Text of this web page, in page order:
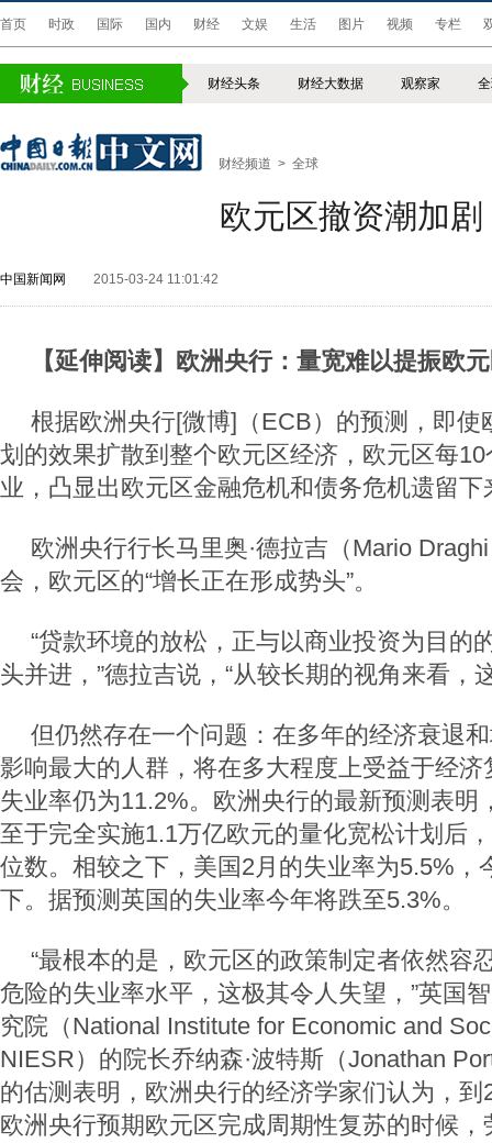
首页 时政 国际 国内 财经 文娱 生活 图片 视频 专栏
财经头条 财经大数据 观察家
财经频道 > 全球
欧元区撤资潮加剧
中国新闻网 2015-03-24 11:01:42
【延伸阅读】欧洲央行：量宽难以提振欧
根据欧洲央行[微博]（ECB）的预测，即使
划的效果扩散到整个欧元区经济，欧元区每
业，凸显出欧元区金融危机和债务危机遗留
欧洲央行行长马里奥·德拉吉（Mario
会，欧元区的“增长正在形成势头”。
“贷款环境的放松，正与以商业投资为目的
头并进，”德拉吉说，“从较长期的视角来看，
但仍然存在一个问题：在多年的经济衰退
影响最大的人群，将在多大程度上受益于经
失业率仍为11.2%。欧洲央行的最新预测表明
至于完全实施1.1万亿欧元的量化宽松计划后
位数。相较之下，美国2月的失业率为5.5%，
下。据预测英国的失业率今年将跌至5.3%。
“最根本的是，欧元区的政策制定者依然容
危险的失业率水平，这极其令人失望，”英国
究院（National Institute for Economic and
NIESR）的院长乔纳森·波特斯（Jonathan
的估测表明，欧洲央行的经济学家们认为，
欧洲央行预期欧元区完成周期性复苏的时候